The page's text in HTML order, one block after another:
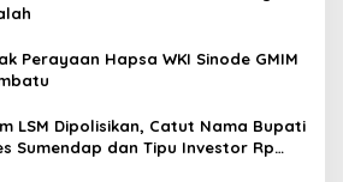
Perayaan Hapsa WKI Sinode GMIM
LSM Dipolisikan, Catut Nama Bupati
Sumendap dan Tipu Investor Rp